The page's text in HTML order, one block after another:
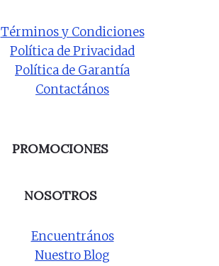
Términos y Condiciones
Política de Privacidad
Política de Garantía
Contactános
PROMOCIONES
NOSOTROS
Encuentrános
Nuestro Blog